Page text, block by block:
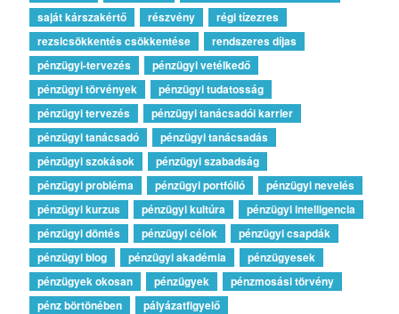
saját kárszakértő
részvény
régi tízezres
rezsicsökkentés csökkentése
rendszeres díjas
pénzügyi-tervezés
pénzügyi vetélkedő
pénzügyi törvények
pénzügyi tudatosság
pénzügyi tervezés
pénzügyi tanácsadói karrier
pénzügyi tanácsadó
pénzügyi tanácsadás
pénzügyi szokások
pénzügyi szabadság
pénzügyi probléma
pénzügyi portfólió
pénzügyi nevelés
pénzügyi kurzus
pénzügyi kultúra
pénzügyi intelligencia
pénzügyi döntés
pénzügyi célok
pénzügyi csapdák
pénzügyi blog
pénzügyi akadémia
pénzügyesek
pénzügyek okosan
pénzügyek
pénzmosási törvény
pénz börtönében
pályázatfigyelő